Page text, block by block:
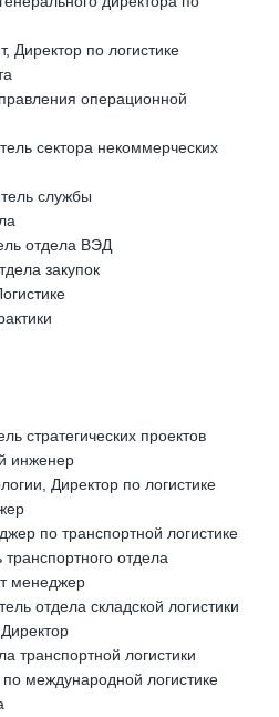
по логистике
операционной
сектора некоммерческих
службы
отдела ВЭД
закупок
стратегических проектов
инженер
Директор по логистике
по транспортной логистике
отдела
менеджер
отдела складской логистики
транспортной логистики
международной логистике